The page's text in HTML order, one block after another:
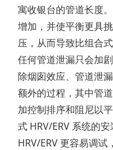
寓收银台的管道长度
增加，并使平衡更具
压，从而导致比组合
任何管道泄漏只会加
除烟囱效应、管道泄
额外的过程，其中管
加控制排序和阻尼以
式 HRV/ERV 系统的
HRV/ERV 更容易调